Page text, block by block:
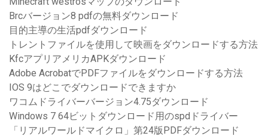
Brcバージョン8 pdfの無料ダウンロード
目的主導の生活pdfダウンロード
トレントファイルを使用して映画をダウンロードする方法
KfcアプリアメリカAPKダウンロード
Adobe AcrobatでPDFファイルをダウンロードする方法
IOS 9はどこでダウンロードできますか
ワコムドライバーバージョン4.75ダウンロード
Windows 7 64ビットダウンロード用のspdドライバー
「リアルワールドマイクロ」第24版PDFダウンロード